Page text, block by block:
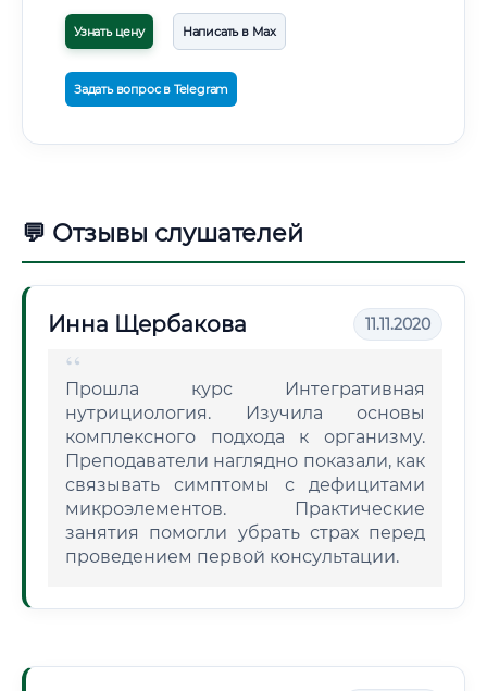
Узнать цену Написать в Max
Задать вопрос в Telegram
💬 Отзывы слушателей
Инна Щербакова 11.11.2020
Прошла курс Интегративная
нутрициология. Изучила основы
комплексного подхода к организму.
Преподаватели наглядно показали, как
связывать симптомы с дефицитами
микроэлементов. Практические
занятия помогли убрать страх перед
проведением первой консультации.